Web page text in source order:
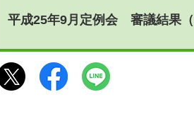
平成25年9月定例会 審議結果（